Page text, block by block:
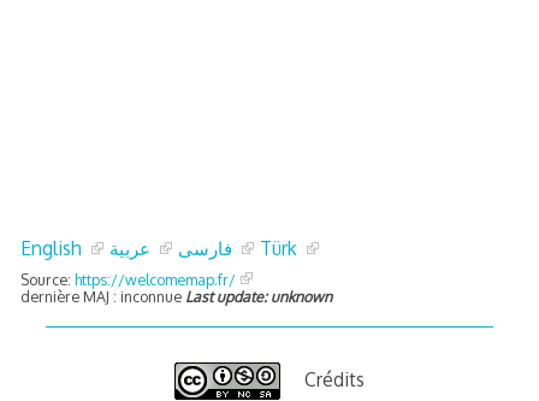
English عربية فارسی Türk
Source: https://welcomemap.fr/
dernière MAJ : inconnue Last update: unknown
Crédits